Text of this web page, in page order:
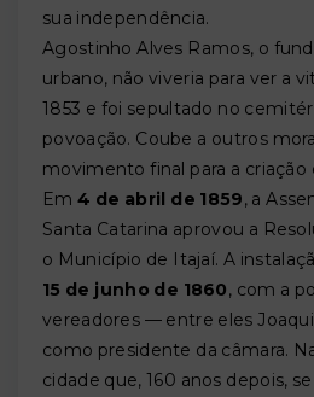
sua independência.
Agostinho Alves Ramos, o
urbano, não viveria para ver a
1853 e foi sepultado no
povoação. Coube a outros
movimento final para a criação
Em4 de abril de 1859, a
Santa Catarina aprovou a
o Município de Itajaí. A
15 de junho de 1860, com a
vereadores — entre eles
como presidente da câmara.
cidade que, 160 anos depois,